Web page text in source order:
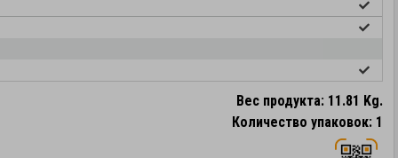
Вес продукта: 11.81 Kg.
Количество упаковок: 1